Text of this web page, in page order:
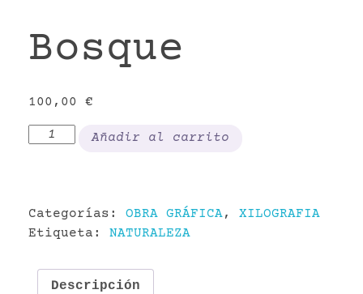
Bosque
100,00 €
Bosque
Añadir al carrito
Categorías: OBRA GRÁFICA, XILOGRAFIA
Etiqueta: NATURALEZA
Descripción